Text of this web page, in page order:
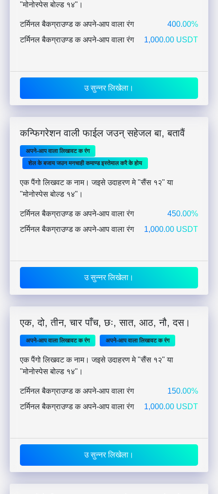
"मोनोस्पेस बोल्ड १४"।
टर्मिनल बैकग्राउण्ड क अपने-आप वाला रंग
400.00%
टर्मिनल बैकग्राउण्ड क अपने-आप वाला रंग
1,000.00 USDT
उ सुन्नर लिखेला।
कन्फिगरेशन वाली फाईल जउन् सहेजल बा, बतावैं
अपने-आप वाला लिखावट क रंग
शेल के बजाय जउन मनचाही कमाण्ड इस्तेमाल करै के होय
एक पैंगो लिखवट क नाम। जइसे उदाहरण मे "सैंस १२" या
"मोनोस्पेस बोल्ड १४"।
टर्मिनल बैकग्राउण्ड क अपने-आप वाला रंग
450.00%
टर्मिनल बैकग्राउण्ड क अपने-आप वाला रंग
1,000.00 USDT
उ सुन्नर लिखेला।
एक, दो, तीन, चार पाँच, छः, सात, आठ, नौ, दस।
अपने-आप वाला लिखावट क रंग अपने-आप वाला लिखावट क रंग
एक पैंगो लिखवट क नाम। जइसे उदाहरण मे "सैंस १२" या
"मोनोस्पेस बोल्ड १४"।
टर्मिनल बैकग्राउण्ड क अपने-आप वाला रंग
150.00%
टर्मिनल बैकग्राउण्ड क अपने-आप वाला रंग
1,000.00 USDT
उ सुन्नर लिखेला।